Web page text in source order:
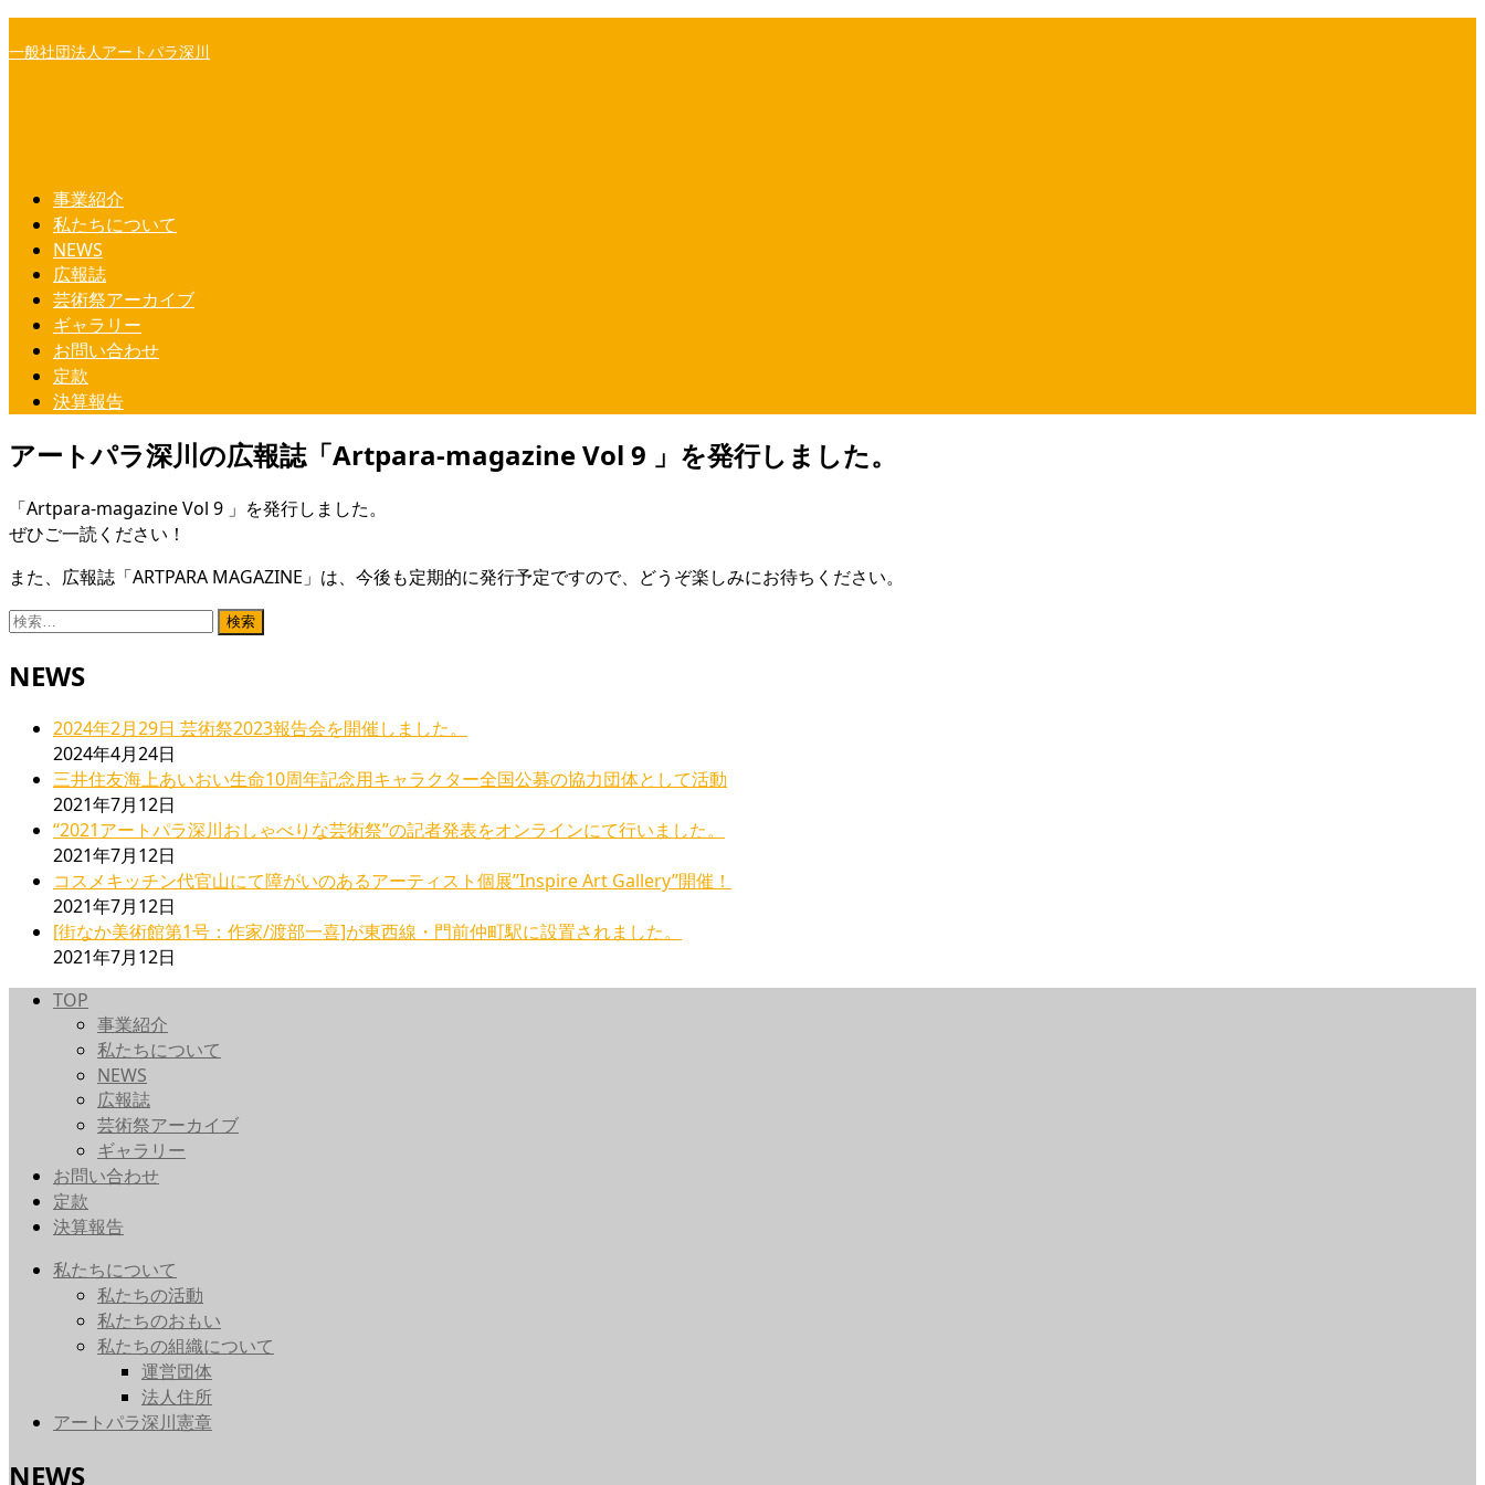
ン
一般社団法人アートパラ深川
事業紹介
私たちについて
NEWS
広報誌
芸術祭アーカイブ
ギャラリー
お問い合わせ
定款
決算報告
アートパラ深川の広報誌「Artpara-magazine Vol 9 」を発行しました。
「Artpara-magazine Vol 9 」を発行しました。
ぜひご一読ください！
また、広報誌「ARTPARA MAGAZINE」は、今後も定期的に発行予定ですので、どうぞ楽しみにお待ちください。
検
NEWS
2024年2月29日 芸術祭2023報告会を開催しました。
2024年4月24日
三井住友海上あいおい生命10周年記念用キャラクター全国公募の協力団体として活動
2021年7月12日
“2021アートパラ深川おしゃべりな芸術祭”の記者発表をオンラインにて行いました。
2021年7月12日
コスメキッチン代官山にて障がいのあるアーティスト個展”Inspire Art Gallery”開催！
2021年7月12日
[街なか美術館第1号：作家/渡部一喜]が東西線・門前仲町駅に設置されました。
2021年7月12日
TOP
事業紹介
私たちについて
NEWS
広報誌
芸術祭アーカイブ
ギャラリー
お問い合わせ
定款
決算報告
私たちについて
私たちの活動
私たちのおもい
私たちの組織について
運営団体
法人住所
アートパラ深川憲章
NEWS